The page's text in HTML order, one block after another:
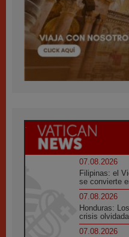
07.08.2026
Filipinas: el
se convierte
07.08.2026
Honduras:
crisis olvidada
07.08.2026